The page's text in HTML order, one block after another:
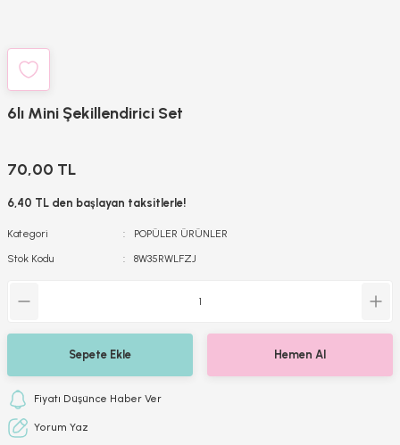
6lı Mini Şekillendirici Set
70,00 TL
6,40 TL den başlayan taksitlerle!
Kategori
POPÜLER ÜRÜNLER
Stok Kodu
8W35RWLFZJ
Sepete Ekle Hemen Al
Fiyatı Düşünce Haber Ver
Yorum Yaz